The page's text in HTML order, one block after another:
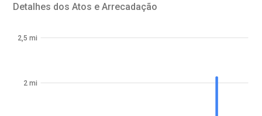
Detalhes dos Atos e Arrecadação
2 mi
2,5 mi